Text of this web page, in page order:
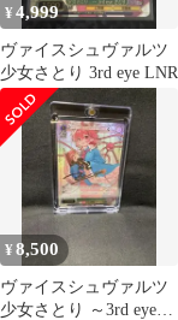
¥4,999
ヴァイスシュヴァルツ
少女さとり 3rd eye LNR
¥8,500
ヴァイスシュヴァルツ
少女さとり ～3rd eye